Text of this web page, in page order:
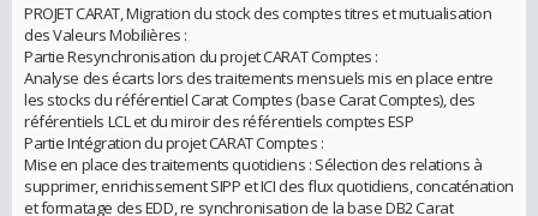
PROJET CARAT, Migration du stock des comptes titres et mutualisation
des Valeurs Mobilières :
Partie Resynchronisation du projet CARAT Comptes :
Analyse des écarts lors des traitements mensuels mis en place entre
les stocks du référentiel Carat Comptes (base Carat Comptes), des
référentiels LCL et du miroir des référentiels comptes ESP
Partie Intégration du projet CARAT Comptes :
Mise en place des traitements quotidiens : Sélection des relations à
supprimer, enrichissement SIPP et ICI des flux quotidiens, concaténation
et formatage des EDD, re synchronisation de la base DB2 Carat